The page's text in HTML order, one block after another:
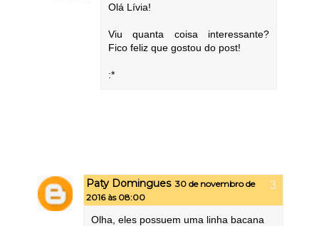
Olá Lívia!
Viu quanta coisa interessante?
Fico feliz que gostou do post!
:*
Paty Domingues 30 de novembro de
2016 às 08:00
Olha, eles possuem uma linha bacana